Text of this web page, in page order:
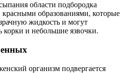
области подбородка
образованиями, которые
жидкость и могут
корки и небольшие язвочки.
организм подвергается